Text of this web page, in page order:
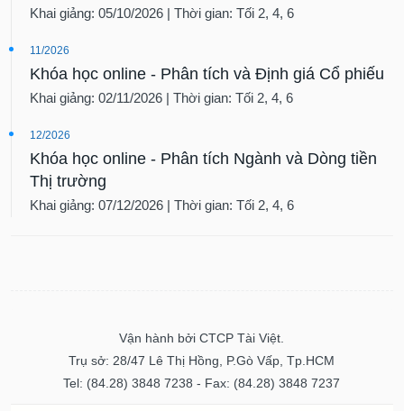
Khai giảng: 05/10/2026 | Thời gian: Tối 2, 4, 6
11/2026
Khóa học online - Phân tích và Định giá Cổ phiếu
Khai giảng: 02/11/2026 | Thời gian: Tối 2, 4, 6
12/2026
Khóa học online - Phân tích Ngành và Dòng tiền
Thị trường
Khai giảng: 07/12/2026 | Thời gian: Tối 2, 4, 6
Vận hành bởi CTCP Tài Việt.
Trụ sở: 28/47 Lê Thị Hồng, P.Gò Vấp, Tp.HCM
Tel: (84.28) 3848 7238 - Fax: (84.28) 3848 7237